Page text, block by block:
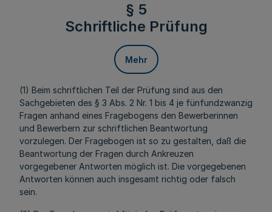
§ 5
Schriftliche Prüfung
Mehr
(1) Beim schriftlichen Teil der Prüfung sind aus den
Sachgebieten des § 3 Abs. 2 Nr. 1 bis 4 je fünfundzwanzig
Fragen anhand eines Fragebogens den Bewerberinnen
und Bewerbern zur schriftlichen Beantwortung
vorzulegen. Der Fragebogen ist so zu gestalten, daß die
Beantwortung der Fragen durch Ankreuzen
vorgegebener Antworten möglich ist. Die vorgegebenen
Antworten können auch insgesamt richtig oder falsch
sein.